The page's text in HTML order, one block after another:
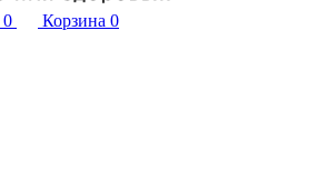
0 Корзина 0